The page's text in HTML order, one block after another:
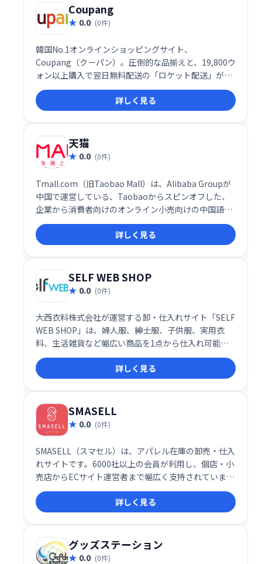
Coupang
0.0 (0件)
韓国No.1オンラインショッピングサイト、
Coupang（クーパン）。圧倒的な品揃えと、19,800ウ
ォン以上購入で翌日無料配送の「ロケット配送」が人
気です。新鮮な食料品も翌日届く「ロケットフレッシ
ュ」も利用可能。手軽で便利なサービスで、日々の生
活をより豊かに彩ります。 クーパンで、お買い物体験
をアップデートしましょう！
詳しく見る
天猫
0.0 (0件)
Tmall.com（旧Taobao Mall）は、Alibaba Groupが
中国で運営している、Taobaoからスピンオフした、
企業から消費者向けのオンライン小売向けの中国語の
Webサイトです。
詳しく見る
SELF WEB SHOP
0.0 (0件)
大西衣料株式会社が運営する卸・仕入れサイト「SELF
WEB SHOP」は、婦人服、紳士服、子供服、実用衣
料、生活雑貨など幅広い商品を1点から仕入れ可能な
オンラインショップです。小ロットからの仕入れに対
応し、多様なニーズに対応いたします。
詳しく見る
SMASELL
0.0 (0件)
SMASELL（スマセル）は、アパレル在庫の卸売・仕入
れサイトです。6000社以上の会員が利用し、個店・小
売店からECサイト運営者まで幅広く支持されていま
す。セレクト商材からワゴンセール向けの激安アソー
ト、古着まで、1020社以上のサプライヤーからニーズ
に合わせた調達を実現します。ガイアの夜明けでも紹
介された実績のあるサービスです。
詳しく見る
グッズステーション
0.0 (0件)